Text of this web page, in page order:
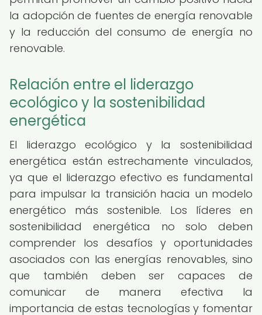
la adopción de fuentes de energía renovable
y la reducción del consumo de energía no
renovable.
Relación entre el liderazgo
ecológico y la sostenibilidad
energética
El liderazgo ecológico y la sostenibilidad
energética están estrechamente vinculados,
ya que el liderazgo efectivo es fundamental
para impulsar la transición hacia un modelo
energético más sostenible. Los líderes en
sostenibilidad energética no solo deben
comprender los desafíos y oportunidades
asociados con las energías renovables, sino
que también deben ser capaces de
comunicar de manera efectiva la
importancia de estas tecnologías y fomentar